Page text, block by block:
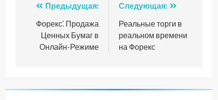
Навигация
по
записям
Предыдущая:
Форекс⁚ Продажа
Ценных Бумаг в
Онлайн-Режиме
Следующая:
Реальные торги в
реальном времени
на Форекс